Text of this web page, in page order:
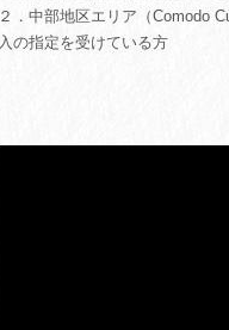
２．中部地区エリア（Comodo
入の指定を受けている方